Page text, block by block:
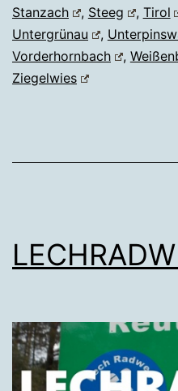
Stanzach
, Steeg , Tirol
Untergrünau
,
Vorderhornbach
,
Ziegelwies